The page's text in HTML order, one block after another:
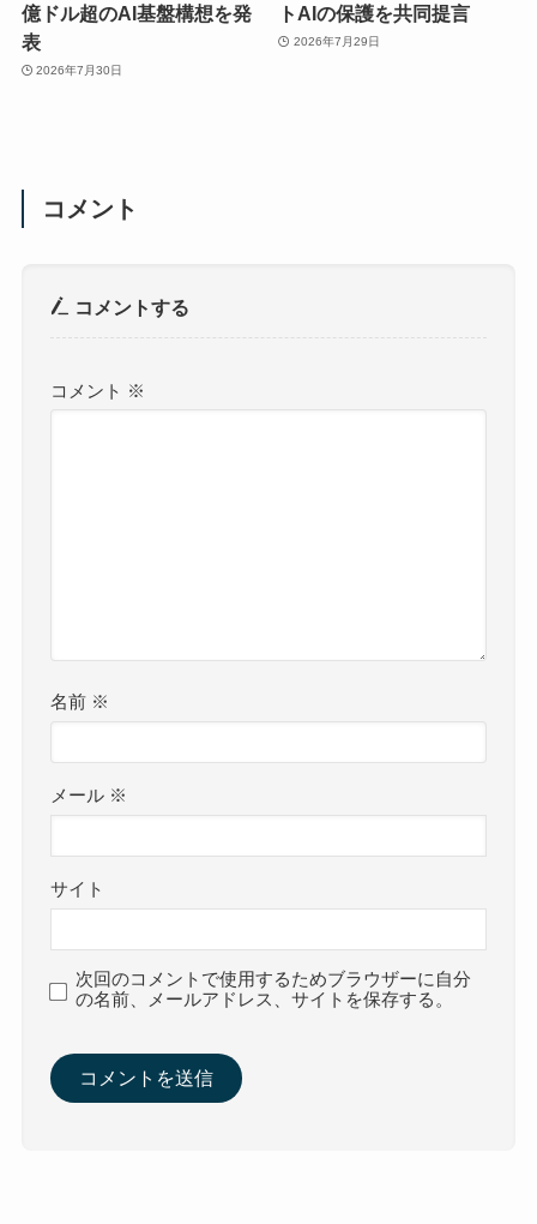
億ドル超のAI基盤構想を発
表
2026年7月30日
トAIの保護を共同提言
2026年7月29日
コメント
コメントする
コメント ※
名前 ※
メール ※
サイト
次回のコメントで使用するためブラウザーに自分
の名前、メールアドレス、サイトを保存する。